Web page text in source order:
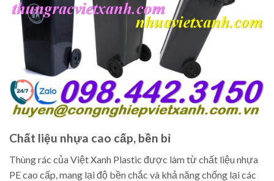
Chất liệu nhựa cao cấp, bền bỉ
Thùng rác của Việt Xanh Plastic được làm từ chất liệu nhựa
PE cao cấp, mang lại độ bền chắc và khả năng chống lại các